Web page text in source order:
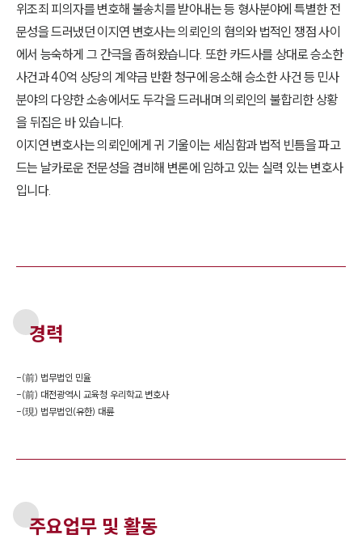
위조죄 피의자를 변호해 불송치를 받아내는 등 형사분야에 특별한 전
문성을 드러냈던 이지연 변호사는 의뢰인의 혐의와 법적인 쟁점 사이
에서 능숙하게 그 간극을 좁혀왔습니다. 또한 카드사를 상대로 승소한
사건과 40억 상당의 계약금 반환 청구에 응소해 승소한 사건 등 민사
분야의 다양한 소송에서도 두각을 드러내며 의뢰인의 불합리한 상황
을 뒤집은 바 있습니다.
이지연 변호사는 의뢰인에게 귀 기울이는 세심함과 법적 빈틈을 파고
드는 날카로운 전문성을 겸비해 변론에 임하고 있는 실력 있는 변호사
입니다.
경력
-(前) 법무법인 민율
-(前) 대전광역시 교육청 우리학교 변호사
-(現) 법무법인(유한) 대륜
주요업무 및 활동